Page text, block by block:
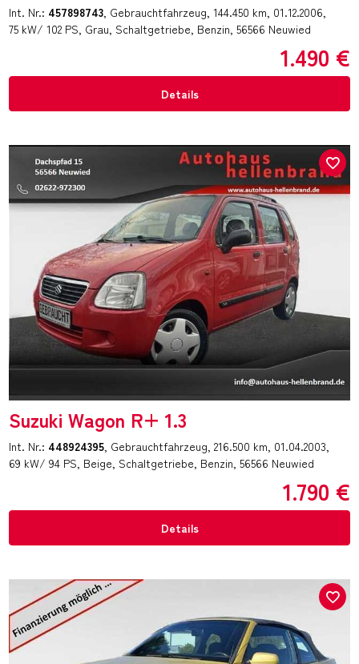
Int. Nr.: 457898743 Gebrauchtfahrzeug 144.450 km 01.12.2006
75 kW/ 102 PS Grau Schaltgetriebe Benzin 56566 Neuwied
1.490 €
Details
Suzuki Wagon R+ 1.3
Int. Nr.: 448924395 Gebrauchtfahrzeug 216.500 km 01.04.2003
69 kW/ 94 PS Beige Schaltgetriebe Benzin 56566 Neuwied
1.790 €
Details